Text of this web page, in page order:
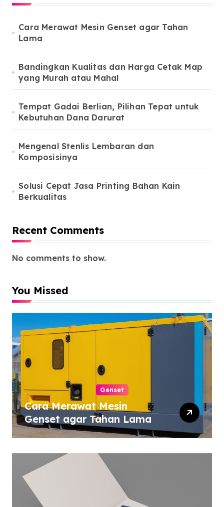
Cara Merawat Mesin Genset agar Tahan
Lama
Bandingkan Kualitas dan Harga Cetak Map
yang Murah atau Mahal
Tempat Gadai Berlian, Pilihan Tepat untuk
Kebutuhan Dana Darurat
Mengenal Stenlis Lembaran dan
Komposisinya
Solusi Cepat Jasa Printing Bahan Kain
Berkualitas
Recent Comments
No comments to show.
You Missed
Genset
Cara Merawat Mesin
Genset agar Tahan Lama